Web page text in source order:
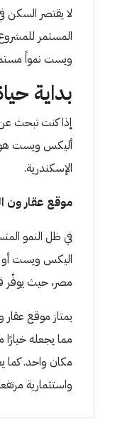
لا يقتصر السكن
المستمر
ويست نمواً
بداية
إذا كنت تبحث عن
أليكس ويست هو
الإسكندرية.
موقع عقار ون
في ظل النمو
اليكس ويست أو
مصر، حيث يوفّر
يمتاز موقع
مما يجعله
مكان واحد. كما
واستثمارية